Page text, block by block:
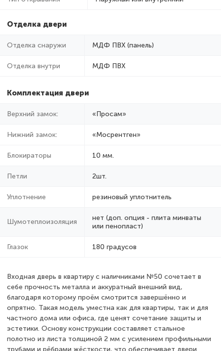
Отделка двери
Отделка снаружи МДФ ПВХ (панель)
Отделка внутри МДФ ПВХ
Комплектация двери
Верхний замок: «Просам»
Нижний замок: «Мосрентген»
Блокираторы 10 мм.
Петли 2шт.
Уплотнение резиновый уплотнитель
Шумотеплоизоляция
нет (доп. опция - плита минваты
или пенопласт)
Глазок 180 градусов
Входная дверь в квартиру с наличниками №50 сочетает в
себе прочность металла и аккуратный внешний вид,
благодаря которому проём смотрится завершённо и
опрятно. Такая модель уместна как для квартиры, так и для
частного дома или офиса, где ценят сочетание защиты и
эстетики. Основу конструкции составляет стальное
полотно из листа толщиной 2 мм с усилением профильными
трубами и рёбрами жёсткости, что обеспечивает двери